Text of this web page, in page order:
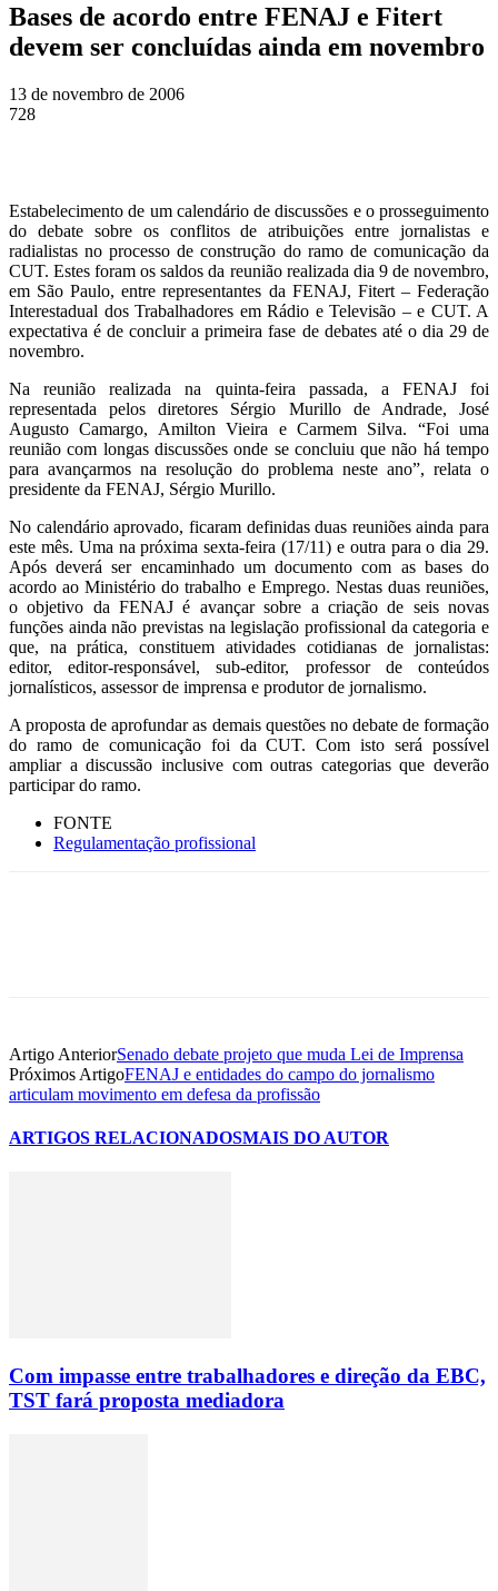
Bases de acordo entre FENAJ e Fitert
devem ser concluídas ainda em novembro
13 de novembro de 2006
728
Estabelecimento de um calendário de discussões e o prosseguimento
do debate sobre os conflitos de atribuições entre jornalistas e
radialistas no processo de construção do ramo de comunicação da
CUT. Estes foram os saldos da reunião realizada dia 9 de novembro,
em São Paulo, entre representantes da FENAJ, Fitert – Federação
Interestadual dos Trabalhadores em Rádio e Televisão – e CUT. A
expectativa é de concluir a primeira fase de debates até o dia 29 de
novembro.
Na reunião realizada na quinta-feira passada, a FENAJ foi
representada pelos diretores Sérgio Murillo de Andrade, José
Augusto Camargo, Amilton Vieira e Carmem Silva. “Foi uma
reunião com longas discussões onde se concluiu que não há tempo
para avançarmos na resolução do problema neste ano”, relata o
presidente da FENAJ, Sérgio Murillo.
No calendário aprovado, ficaram definidas duas reuniões ainda para
este mês. Uma na próxima sexta-feira (17/11) e outra para o dia 29.
Após deverá ser encaminhado um documento com as bases do
acordo ao Ministério do trabalho e Emprego. Nestas duas reuniões,
o objetivo da FENAJ é avançar sobre a criação de seis novas
funções ainda não previstas na legislação profissional da categoria e
que, na prática, constituem atividades cotidianas de jornalistas:
editor, editor-responsável, sub-editor, professor de conteúdos
jornalísticos, assessor de imprensa e produtor de jornalismo.
A proposta de aprofundar as demais questões no debate de formação
do ramo de comunicação foi da CUT. Com isto será possível
ampliar a discussão inclusive com outras categorias que deverão
participar do ramo.
FONTE
Regulamentação profissional
Artigo AnteriorSenado debate projeto que muda Lei de Imprensa
Próximos ArtigoFENAJ e entidades do campo do jornalismo
articulam movimento em defesa da profissão
ARTIGOS RELACIONADOSMAIS DO AUTOR
Com impasse entre trabalhadores e direção da EBC,
TST fará proposta mediadora